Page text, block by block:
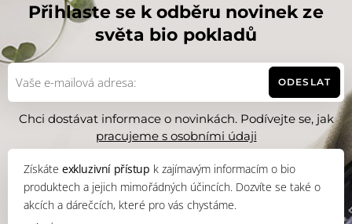
Přihlaste se k odběru novinek ze
světa bio pokladů
ODESLAT
Chci dostávat informace o novinkách. Podívejte se, jak
pracujeme s osobními údaji
Získáteexkluzivní přístup k zajímavým informacím o bio
produktech a jejich mimořádných účincích. Dozvíte se také o
akcích a dárečcích, které pro vás chystáme.